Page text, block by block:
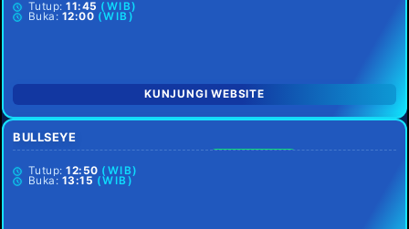
Tutup:11:45 (WIB)
Buka: 12:00 (WIB)
KUNJUNGI WEBSITE
BULLSEYE
Tutup:12:50 (WIB)
Buka: 13:15 (WIB)